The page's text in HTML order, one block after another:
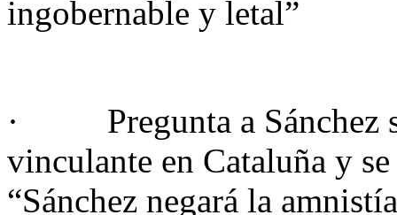
ingobernable y letal”
· Pregunta a Sánchez
vinculante en Cataluña y
“Sánchez negará la